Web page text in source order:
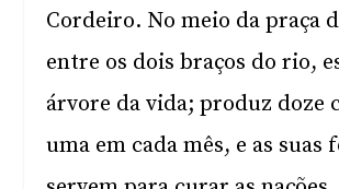
Cordeiro. No meio da praça
entre os dois braços do rio,
árvore da vida; produz doze
uma em cada mês, e as suas